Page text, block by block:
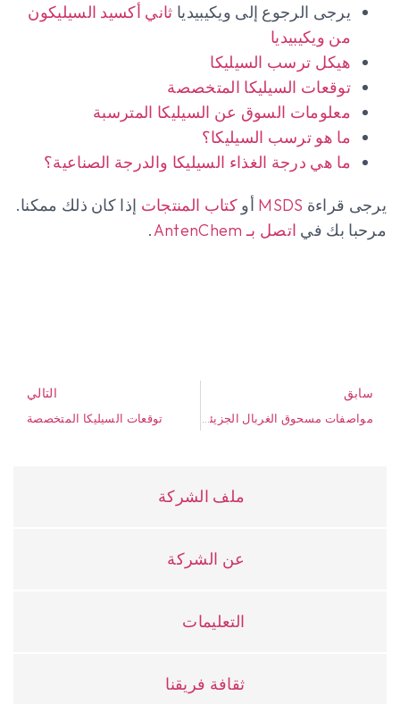
يرجى الرجوع إلى ويكيبيديا ثاني أكسيد السيليكون
من ويكيبيديا
هيكل ترسب السيليكا
توقعات السيليكا المتخصصة
معلومات السوق عن السيليكا المترسبة
ما هو ترسب السيليكا؟
ما هي درجة الغذاء السيليكا والدرجة الصناعية؟
يرجى قراءة MSDS أوكتاب المنتجات إذا كان ذلك ممكنا.
مرحبا بك في اتصل بـ AntenChem .
سابق
مواصفات مسحوق الغربال الجزيئي الزيوليت من Anten
التالي
توقعات السيليكا المتخصصة
ملف الشركة
عن الشركة
التعليمات
ثقافة فريقنا